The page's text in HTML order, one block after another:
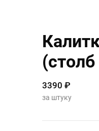
3390 ₽
за штуку